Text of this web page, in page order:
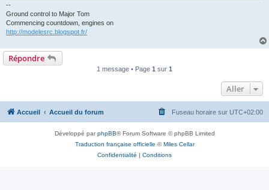
--
Ground control to Major Tom
Commencing countdown, engines on
http://modelesrc.blogspot.fr/
Répondre
1 message • Page 1 sur 1
Aller
Accueil Accueil du forum Fuseau horaire sur UTC+02:00
Développé parphpBB® Forum Software © phpBB Limited
Traduction française officielle ©Miles Cellar
Confidentialité | Conditions